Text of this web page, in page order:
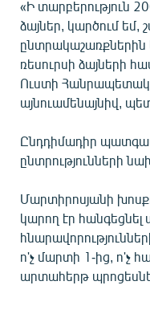
«Ի տարբերություն
ձայներ, կարծում եմ,
ընտրակաշառքներին
ռեսուրսի ձայների
Ուստի
այնուամենայնիվ,
Ընդդիմադիր
ընտրությունների
Մարտիրոսյանի
կարող էր հանգեցնել
ո'չ մարտի 1-ից, ո'չ
արտահերթ